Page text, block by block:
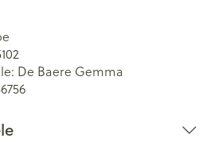
De Baere Gemma